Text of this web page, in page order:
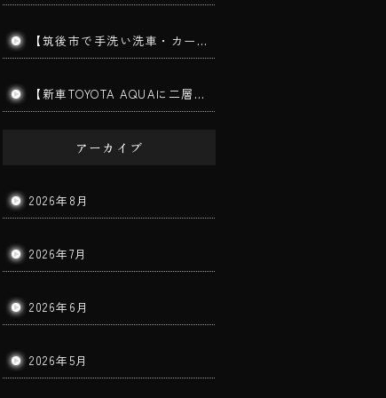
【筑後市で手洗い洗車・カーコーティング】MITSUBISHI TRITON｜ダイヤモンドメークワイルドEX施工車の手洗い洗車を実施しました！
【新車TOYOTA AQUAに二層ガラスコーティング施工】筑後市で新車コーティングならBigWorldDoorへ｜美しさと耐久性を長期間キープ！
アーカイブ
2026年8月
2026年7月
2026年6月
2026年5月